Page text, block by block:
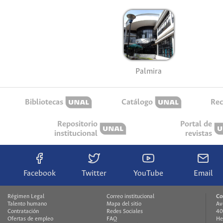
Palmira
Bibliotecas Catálogo
Repositorio
institucional
Portal de
revistas
Facebook Twitter YouTube Email
Régimen Legal
Talento humano
Contratación
Ofertas de empleo
Correo institucional
Mapa del sitio
Redes Sociales
FAQ